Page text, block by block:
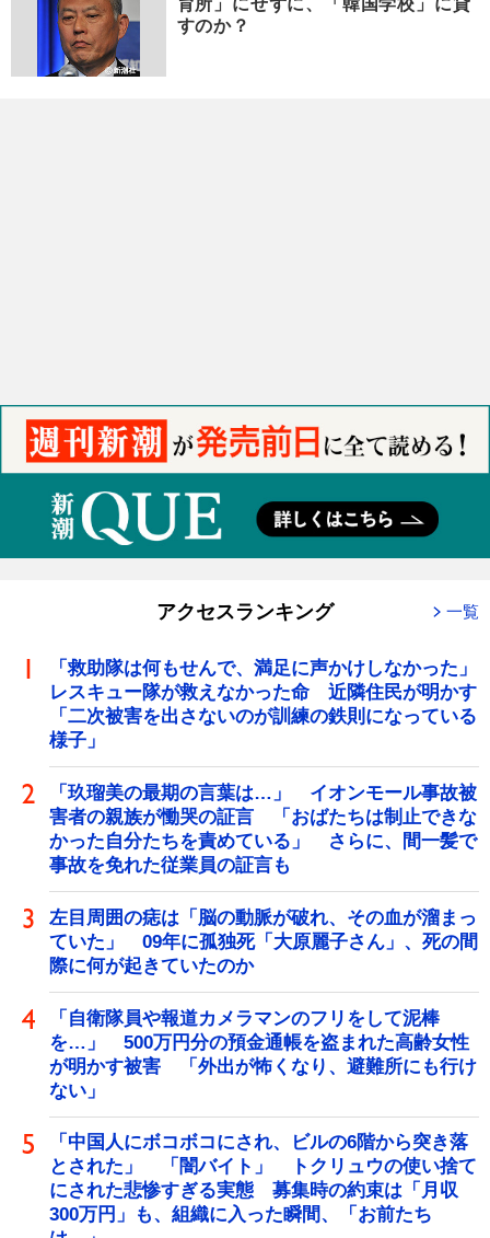
すのか？
アクセスランキング 一覧
「救助隊は何もせんで、満足に声かけしなかった」
レスキュー隊が救えなかった命 近隣住民が明かす
「二次被害を出さないのが訓練の鉄則になっている
様子」
「玖瑠美の最期の言葉は…」 イオンモール事故被
害者の親族が慟哭の証言 「おばたちは制止できな
かった自分たちを責めている」 さらに、間一髪で
事故を免れた従業員の証言も
左目周囲の痣は「脳の動脈が破れ、その血が溜まっ
ていた」 09年に孤独死「大原麗子さん」、死の間
際に何が起きていたのか
「自衛隊員や報道カメラマンのフリをして泥棒
を…」 500万円分の預金通帳を盗まれた高齢女性
が明かす被害 「外出が怖くなり、避難所にも行け
ない」
「中国人にボコボコにされ、ビルの6階から突き落
とされた」 「闇バイト」 トクリュウの使い捨て
にされた悲惨すぎる実態 募集時の約束は「月収
300万円」も、組織に入った瞬間、「お前たち